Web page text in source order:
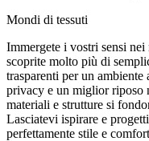
Mondi di tessuti
Immergete i vostri sensi
scoprite molto più di
trasparenti per un ambiente
privacy e un miglior riposo
materiali e strutture si
Lasciatevi ispirare e
perfettamente stile e